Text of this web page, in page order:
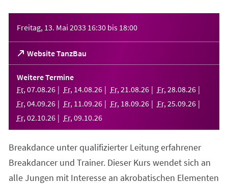
Freitag, 13. Mai 2033 16:30 bis 18:00
Website TanzBau
(Öffnet
in
einem
neuen
Tab)
Weitere Termine
Fr, 07.08.26 Fr, 14.08.26 Fr, 21 .08.26 Fr, 28.08.26
Fr, 04.09.26 Fr, 11 .09.26 Fr, 18.09.26 Fr, 25.09.26
Fr, 02.10.26 Fr, 09.10.26
Breakdance unter qualifizierter Leitung erfahrener
Breakdancer und Trainer. Dieser Kurs wendet sich an
alle Jungen mit Interesse an akrobatischen Elementen